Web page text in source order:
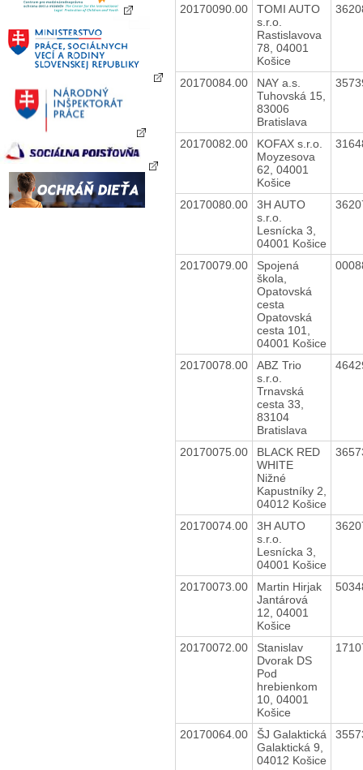
20170090.00
TOMI AUTO
s.r.o.
Rastislavova
78, 04001
Košice
20170084.00
NAY a.s.
Tuhovská 15,
83006
Bratislava
20170082.00
KOFAX s.r.o.
Moyzesova
62, 04001
Košice
20170080.00
3H AUTO
s.r.o.
Lesnícka 3,
04001 Košice
20170079.00
Spojená
škola,
Opatovská
cesta
Opatovská
cesta 101,
04001 Košice
20170078.00
ABZ Trio
s.r.o.
Trnavská
cesta 33,
83104
Bratislava
20170075.00
BLACK RED
WHITE
Nižné
Kapustníky 2,
04012 Košice
20170074.00
3H AUTO
s.r.o.
Lesnícka 3,
04001 Košice
20170073.00
Martin Hirjak
Jantárová
12, 04001
Košice
20170072.00
Stanislav
Dvorak DS
Pod
hrebienkom
10, 04001
Košice
20170064.00
ŠJ Galaktická
Galaktická 9,
04012 Košice